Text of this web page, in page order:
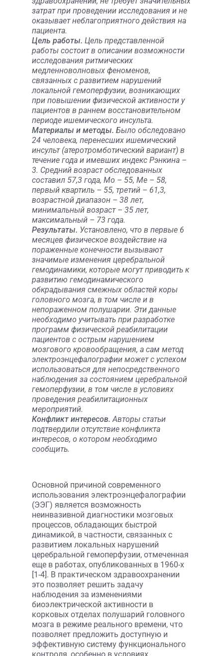
затрат при проведении исследования и не
оказывает неблагоприятного действия на
пациента.
Цель работы. Цель представленной
работы состоит в описании возможности
исследования ритмических
медленноволновых феноменов,
связанных с развитием нарушений
локальной гемоперфузии, возникающих
при повышении физической активности у
пациентов в раннем восстановительном
периоде ишемического инсульта.
Материалы и методы. Было обследовано
24 человека, перенесших ишемический
инсульт (атеротромботический вариант) в
течение года и имевших индекс Рэнкина –
3. Средний возраст обследованных
составил 57,3 года, Мо – 55, Ме – 58,
первый квартиль – 55, третий – 61,3,
возрастной диапазон – 38 лет,
минимальный возраст – 35 лет,
максимальный – 73 года.
Результаты. Установлено, что в первые 6
месяцев физическое воздействие на
пораженные конечности вызывают
значимые изменения церебральной
гемодинамики, которые могут приводить к
развитию гемодинамического
обкрадывания смежных областей коры
головного мозга, в том числе и в
непораженном полушарии. Эти данные
необходимо учитывать при разработке
программ физической реабилитации
пациентов с острым нарушением
мозгового кровообращения, а сам метод
электроэнцефалографии может с успехом
использоваться для непосредственного
наблюдения за состоянием церебральной
гемоперфузии, в том числе в условиях
проведения реабилитационных
мероприятий.
Конфликт интересов.Авторы статьи
подтвердили отсутствие конфликта
интересов, о котором необходимо
сообщить.
Основной причиной современного
использования электроэнцефалографии
(ЭЭГ) является возможность
неинвазивной диагностики мозговых
процессов, обладающих быстрой
динамикой, в частности, связанных с
развитием локальных нарушений
церебральной гемоперфузии, отмеченная
еще в работах, опубликованных в 1960-х
[1-4]. В практическом здравоохранении
это позволяет решить задачу
наблюдения за изменениями
биоэлектрической активности в
корковых отделах полушарий головного
мозга в режиме реального времени, что
позволяет предложить доступную и
эффективную систему функционального